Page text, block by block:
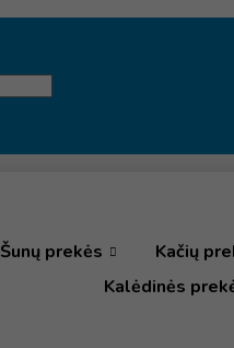
Šunų prekės Kačių
Kalėdinės